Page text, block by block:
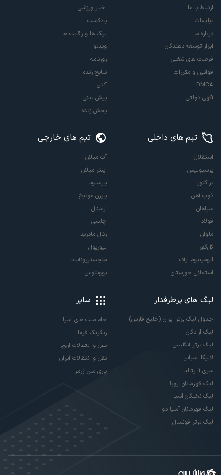
ارتباط با ما
تبلیغات
درباره ما
ابزار توسعه دهندگان
فرصت های شغلی
قوانین و مقررات
DMCA
آگهی دولتی
اخبار ورزشی
پادکست
لیگ ها و رقابت ها
ویدئو
روزنامه
نتایج زنده
آنتن
پیش بینی
پخش زنده
تیم های داخلی
استقلال
پرسپولیس
تراکتور
ذوب آهن
سپاهان
فولاد
ملوان
گل‌گهر
آلومینیوم اراک
استقلال خوزستان
تیم های خارجی
آث میلان
اینتر میلان
بارسلونا
بایرن مونیخ
آرسنال
چلسی
رئال مادرید
لیورپول
منچستریونایتد
یوونتوس
لیگ های پرطرفدار
جدول لیگ برتر ایران (خلیج فارس)
لیگ آزادگان
لیگ برتر انگلیس
لالیگا اسپانیا
سری آ ایتالیا
لیگ قهرمانان اروپا
لیگ نخبگان آسیا
لیگ قهرمانان آسیا دو
لیگ برتر فوتسال
سایر
جام ملت های آسیا
رنکینگ فیفا
نقل و انتقالات اروپا
نقل و انتقالات ایران
پاری سن ژرمن